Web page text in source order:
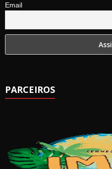
Email
PARCEIROS